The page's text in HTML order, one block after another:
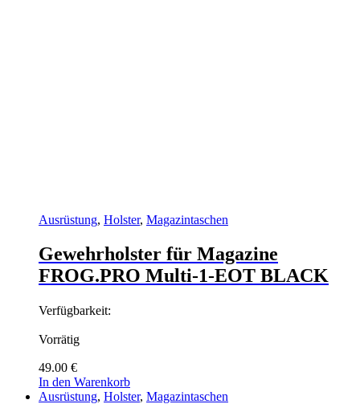
Ausrüstung, Holster, Magazintaschen
Gewehrholster für Magazine
FROG.PRO Multi-1-EOT BLACK
Verfügbarkeit:
Vorrätig
49.00 €
In den Warenkorb
Ausrüstung, Holster, Magazintaschen